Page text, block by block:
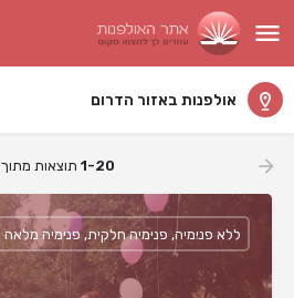
אולפנות באזור הדרום
1-20 תוצאות מתוך
ללא פנימיה, פנימיה חלקית, פנימיה מלאה